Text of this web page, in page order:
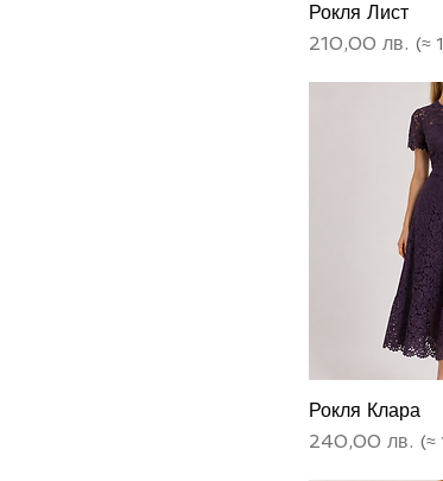
Рокля Лист
Цена
210,00 лв.
Рокля Клара
Цена
240,00 лв.